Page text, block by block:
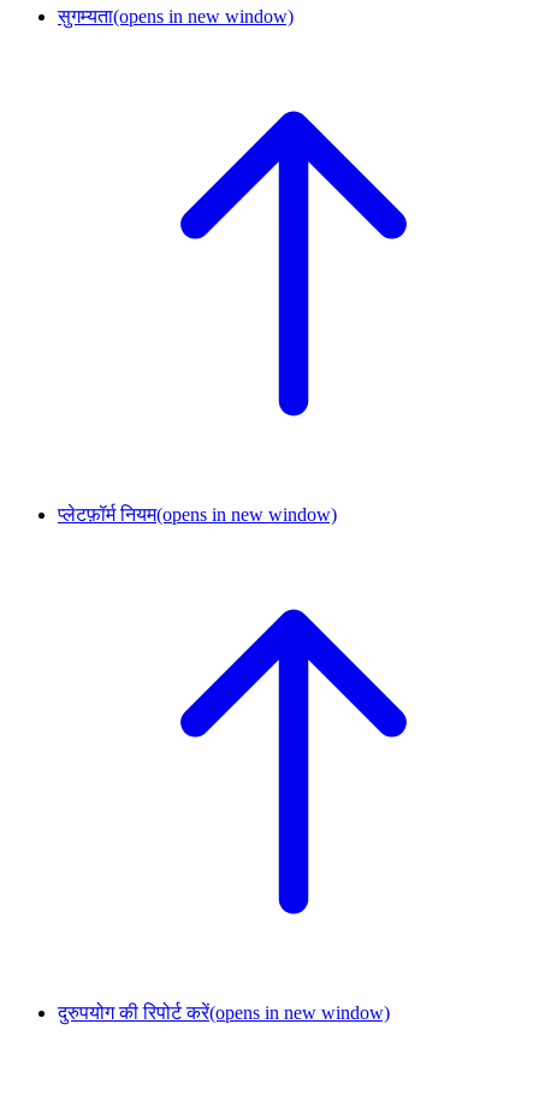
सुगम्यता(opens in new window)
प्लेटफ़ॉर्म नियम(opens in new window)
दुरुपयोग की रिपोर्ट करें(opens in new window)